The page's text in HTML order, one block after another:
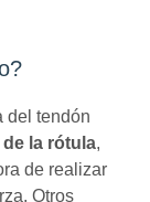
del tendón
la rótula,
de realizar
Otros